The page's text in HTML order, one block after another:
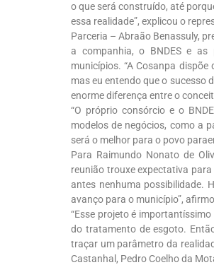
o que será construído, até
essa realidade”, explicou o
Parceria – Abraão Benassuly,
a companhia, o BNDES e
municípios. “A Cosanpa
mas eu entendo que o sucesso
enorme diferença entre o
“O próprio consórcio e o
modelos de negócios, como a
será o melhor para o povo
Para Raimundo Nonato de
reunião trouxe expectativa
antes nenhuma possibilidade.
avanço para o município”,
“Esse projeto é
do tratamento de esgoto.
traçar um parâmetro da
Castanhal, Pedro Coelho da